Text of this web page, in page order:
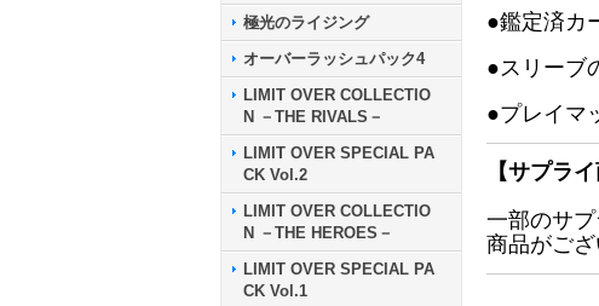
極光のライジング
オーバーラッシュパック4
LIMIT OVER COLLECTIO
N －THE RIVALS－
LIMIT OVER SPECIAL PA
CK Vol.2
LIMIT OVER COLLECTIO
N －THE HEROES－
LIMIT OVER SPECIAL PA
CK Vol.1
●鑑定済カ
●スリーブ
●プレイマ
【サプラ
一部のサ
商品がござ